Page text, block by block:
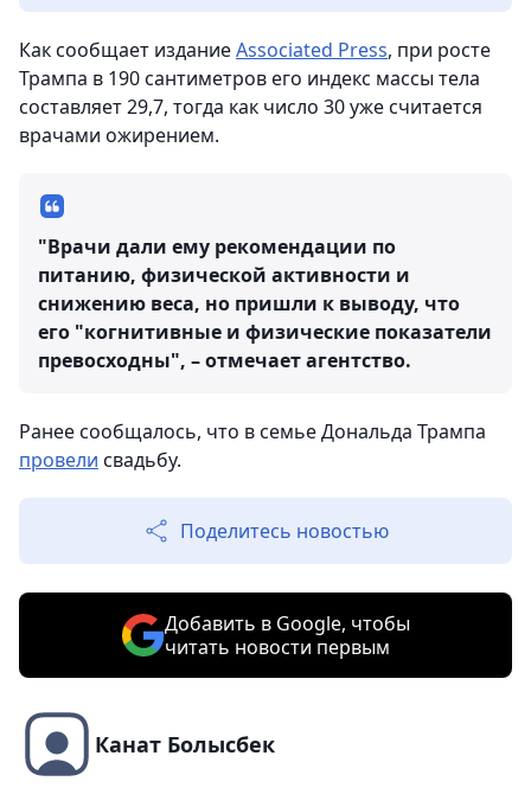
Как сообщает изданиеAssociated Press, при росте
Трампа в 190 сантиметров его индекс массы тела
составляет 29,7, тогда как число 30 уже считается
врачами ожирением.
"Врачи дали ему рекомендации по
питанию, физической активности и
снижению веса, но пришли к выводу, что
его "когнитивные и физические показатели
превосходны", – отмечает агентство.
Ранее сообщалось, что в семье Дональда Трампа
провели свадьбу.
Поделитесь новостью
Добавить в Google, чтобы
читать новости первым
Канат Болысбек